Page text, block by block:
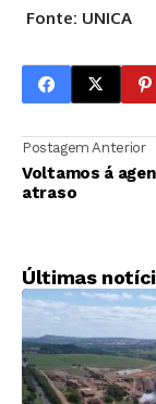
Fonte: UNICA
Postagem Anterior
Voltamos á
atraso
Últimas